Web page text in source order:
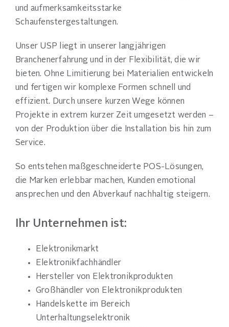
und aufmerksamkeitsstarke
Schaufenstergestaltungen.
Unser USP liegt in unserer langjährigen
Branchenerfahrung und in der Flexibilität, die wir
bieten. Ohne Limitierung bei Materialien entwickeln
und fertigen wir komplexe Formen schnell und
effizient. Durch unsere kurzen Wege können
Projekte in extrem kurzer Zeit umgesetzt werden –
von der Produktion über die Installation bis hin zum
Service.
So entstehen maßgeschneiderte POS-Lösungen,
die Marken erlebbar machen, Kunden emotional
ansprechen und den Abverkauf nachhaltig steigern.
Ihr Unternehmen ist:
Elektronikmarkt
Elektronikfachhändler
Hersteller von Elektronikprodukten
Großhändler von Elektronikprodukten
Handelskette im Bereich
Unterhaltungselektronik